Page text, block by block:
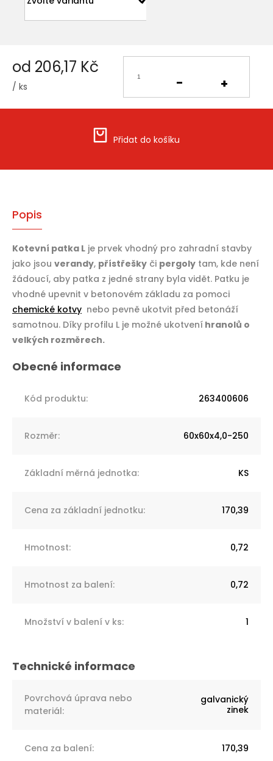
od 206,17 Kč
/ ks
cena:
Přidat do košíku
Popis
Kotevní patka L je prvek vhodný pro zahradní stavby
jako jsou verandy, přístřešky či pergoly tam, kde není
žádoucí, aby patka z jedné strany byla vidět. Patku je
vhodné upevnit v betonovém základu za pomoci
chemické kotvy nebo pevně ukotvit před betonáží
samotnou. Díky profilu L je možné ukotvení hranolů o
velkých rozměrech.
Kód produktu: 263400606
Rozměr: 60x60x4,0-250
Základní měrná jednotka: KS
Cena za základní jednotku: 170,39
Hmotnost: 0,72
Hmotnost za balení: 0,72
Množství v balení v ks: 1
Povrchová úprava nebo
materiál:
galvanický
zinek
Cena za balení: 170,39